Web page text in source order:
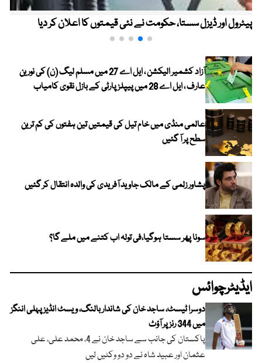
پیٹرول اور ڈیزل سستا، حکومت نے نئی قیمتوں کا اعلان کر دیا
آزاد کشمیر الیکشن ، ایل اے 27 میں مسلم لیگ (ن) کی نورین
عارف ، ایل اے 28 میں پیپلز پارٹی کے بازل نقوی کامیاب
عالمی منڈی میں خام تیل کی قیمتیں تین ہفتوں کی کم ترین
سطح پر آ گئیں
پشاور زلمی کے مالک جاوید آفریدی کی والدہ انتقال کر گئیں
سونا پھر سستا ہوگیا،فی تولہ اب کتنے میں ملے گا؟
ایڈیٹرچوائس
دوسرا ٹیسٹ، ساجد خان کی شاندار بالنگ، ویسٹ انڈیز پہلی اننگز
میں 344 رنز پر آؤٹ
پاکستان کی جانب سے ساجد خان نے 4، محمد علی، علی
عثمان اور عبید شاہ نے دو دو وکٹیں لیں